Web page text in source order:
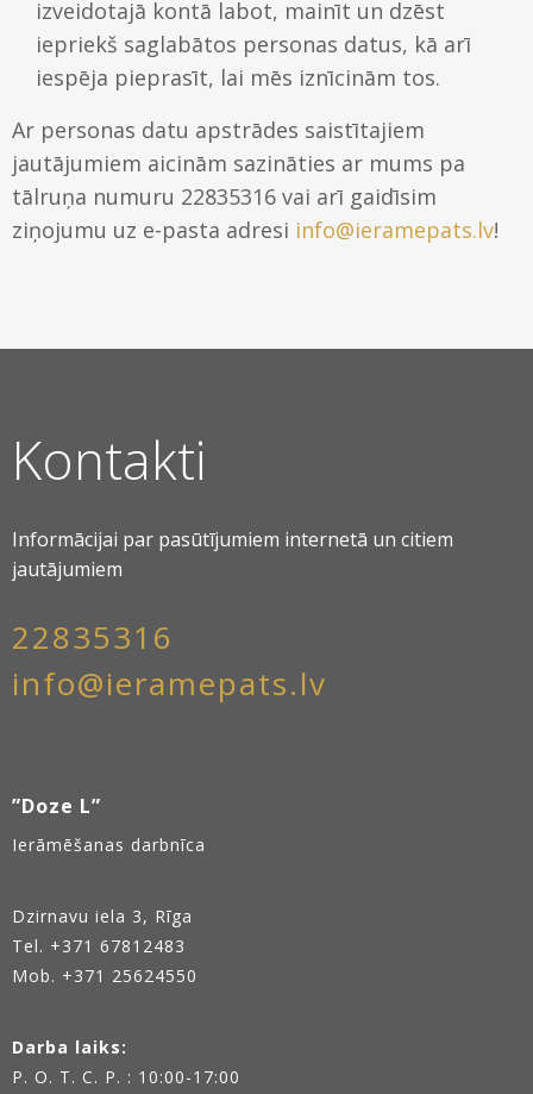
izveidotajā kontā labot, mainīt un dzēst
iepriekš saglabātos personas datus, kā arī
iespēja pieprasīt, lai mēs iznīcinām tos.
Ar personas datu apstrādes saistītajiem
jautājumiem aicinām sazināties ar mums pa
tālruņa numuru 22835316 vai arī gaidīsim
ziņojumu uz e-pasta adresi info@ieramepats.lv!
Kontakti
Informācijai par pasūtījumiem internetā un citiem
jautājumiem
22835316
info@ieramepats.lv
”Doze L”
Ierāmēšanas darbnīca
Dzirnavu iela 3, Rīga
Tel. +371 67812483
Mob. +371 25624550
Darba laiks:
P. O. T. C. P. : 10:00-17:00